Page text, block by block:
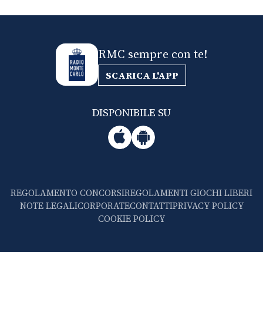
RMC sempre con te!
SCARICA L'APP
DISPONIBILE SU
REGOLAMENTO CONCORSIREGOLAMENTI GIOCHI LIBERI
NOTE LEGALICORPORATECONTATTIPRIVACY POLICY
COOKIE POLICY